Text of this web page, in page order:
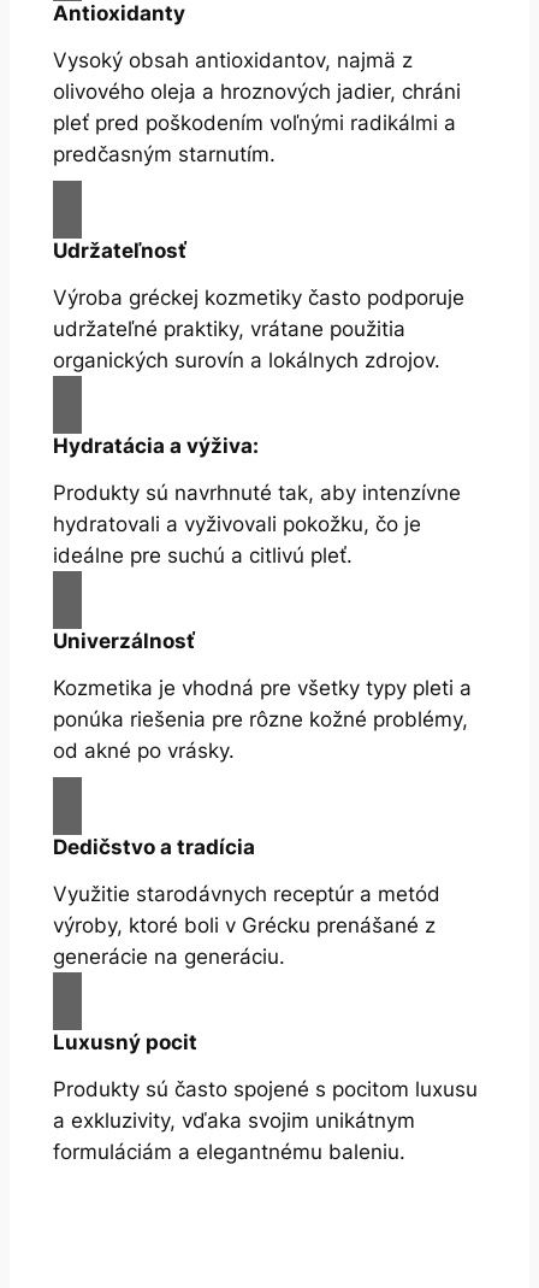
Antioxidanty
Vysoký obsah antioxidantov, najmä z
olivového oleja a hroznových jadier, chráni
pleť pred poškodením voľnými radikálmi a
predčasným starnutím.
Udržateľnosť
Výroba gréckej kozmetiky často podporuje
udržateľné praktiky, vrátane použitia
organických surovín a lokálnych zdrojov.
Hydratácia a výživa:
Produkty sú navrhnuté tak, aby intenzívne
hydratovali a vyživovali pokožku, čo je
ideálne pre suchú a citlivú pleť.
Univerzálnosť
Kozmetika je vhodná pre všetky typy pleti a
ponúka riešenia pre rôzne kožné problémy,
od akné po vrásky.
Dedičstvo a tradícia
Využitie starodávnych receptúr a metód
výroby, ktoré boli v Grécku prenášané z
generácie na generáciu.
Luxusný pocit
Produkty sú často spojené s pocitom luxusu
a exkluzivity, vďaka svojim unikátnym
formuláciám a elegantnému baleniu.